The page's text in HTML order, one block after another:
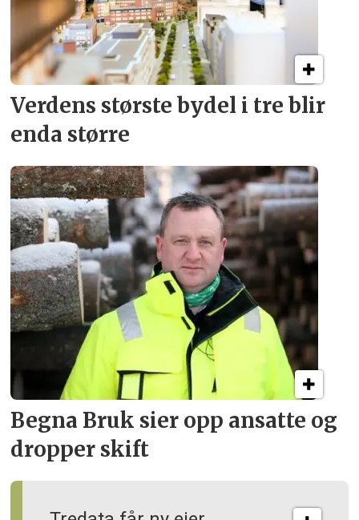
Verdens største bydel i tre blir
enda større
Begna Bruk sier opp ansatte og
dropper skift